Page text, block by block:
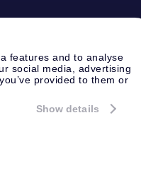
features and to analyse
social media, advertising
provided to them or
Show details
StampaPrivacyTermini &